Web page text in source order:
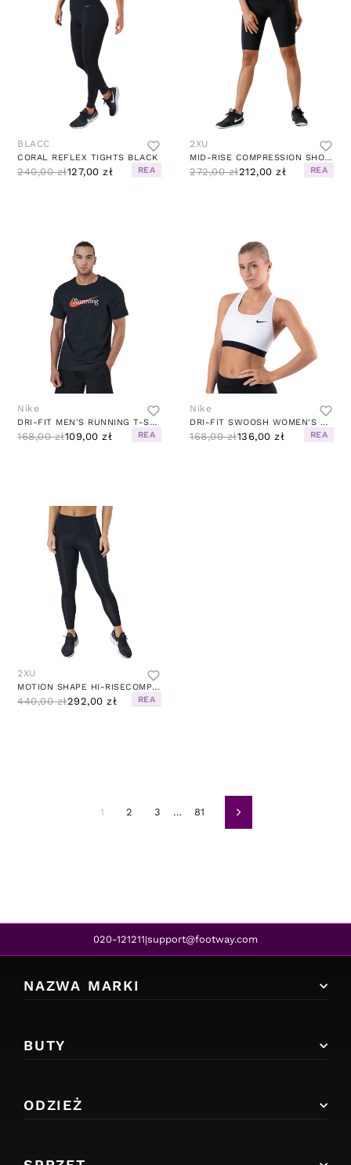
BLACC
CORAL REFLEX TIGHTS BLACK
240,00 zł127,00 zł REA
2XU
MID-RISE COMPRESSION SHORTS W BLACK
272,00 zł212,00 zł REA
Nike
DRI-FIT MEN'S RUNNING T-SHIRT BLACK
168,00 zł109,00 zł REA
Nike
DRI-FIT SWOOSH WOMEN'S MEDIUM-SUPPORT NON-PADDED SPORTS BRA WHITE/BLACK/BLACK
168,00 zł136,00 zł REA
2XU
MOTION SHAPE HI-RISECOMPTIGHT BLACK/NERO
440,00 zł292,00 zł REA
1 2 3 … 81 Dalej
020-121211|support@footway.com
NAZWA MARKI
BUTY
ODZIEŻ